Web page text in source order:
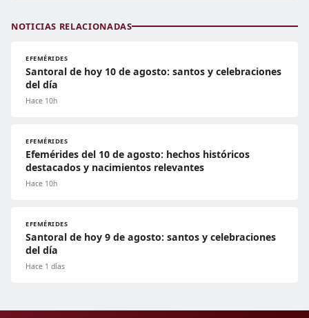
NOTICIAS RELACIONADAS
EFEMÉRIDES
Santoral de hoy 10 de agosto: santos y celebraciones
del día
Hace 10h
EFEMÉRIDES
Efemérides del 10 de agosto: hechos históricos
destacados y nacimientos relevantes
Hace 10h
EFEMÉRIDES
Santoral de hoy 9 de agosto: santos y celebraciones
del día
Hace 1 días